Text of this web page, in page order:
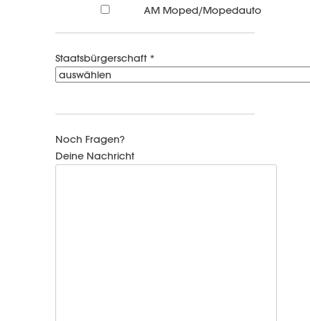
AM Moped/Mopedauto
Staatsbürgerschaft *
Noch Fragen?
Deine Nachricht